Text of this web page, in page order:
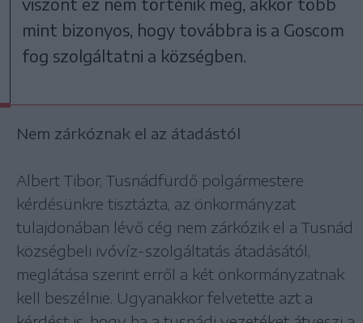
mint bizonyos, hogy továbbra is a Goscom
fog szolgáltatni a községben.
Nem zárkóznak el az átadástól
Albert Tibor, Tusnádfürdő polgármestere
kérdésünkre tisztázta, az önkormányzat
tulajdonában lévő cég nem zárkózik el a Tusnád
községbeli ivóvíz-szolgáltatás átadásától,
meglátása szerint erről a két önkormányzatnak
kell beszélnie. Ugyanakkor felvetette azt a